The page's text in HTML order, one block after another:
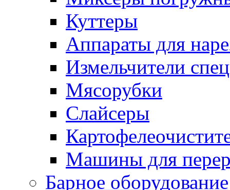
Куттеры
Аппараты для
Измельчители
Мясорубки
Слайсеры
Машины для
Барное оборудование